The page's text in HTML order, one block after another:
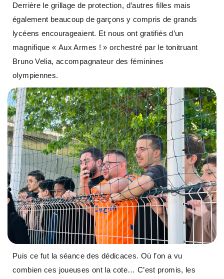
Derrière le grillage de protection, d’autres filles mais
également beaucoup de garçons y compris de grands
lycéens encourageaient. Et nous ont gratifiés d’un
magnifique « Aux Armes ! » orchestré par le tonitruant
Bruno Velia, accompagnateur des féminines
olympiennes.
Puis ce fut la séance des dédicaces. Où l’on a vu
combien ces joueuses ont la cote… C’est promis, les